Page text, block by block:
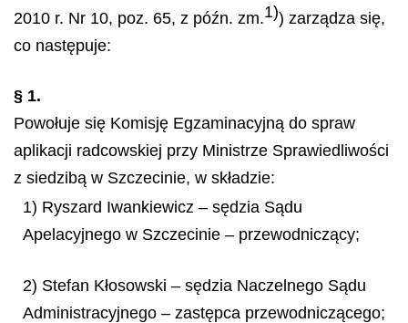
2010 r. Nr 10, poz. 65, z późn. zm.1)) zarządza się,
co następuje:
§ 1.
Powołuje się Komisję Egzaminacyjną do spraw
aplikacji radcowskiej przy Ministrze Sprawiedliwości
z siedzibą w Szczecinie, w składzie:
1) Ryszard Iwankiewicz – sędzia Sądu
Apelacyjnego w Szczecinie – przewodniczący;
2) Stefan Kłosowski – sędzia Naczelnego Sądu
Administracyjnego – zastępca przewodniczącego;